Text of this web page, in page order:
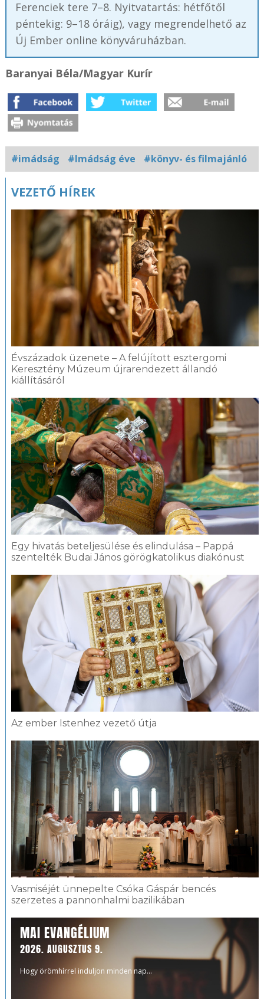
Ferenciek tere 7–8. Nyitvatartás: hétfőtől
péntekig: 9–18 óráig), vagy megrendelhető az
Új Ember online könyváruházban.
Baranyai Béla/Magyar Kurír
#imádság #Imádság éve #könyv- és filmajánló
Kapcsolódó
VEZETŐ HÍREK
Évszázadok üzenete – A felújított esztergomi
Keresztény Múzeum újrarendezett állandó
kiállításáról
Egy hivatás beteljesülése és elindulása – Pappá
szentelték Budai János görögkatolikus diakónust
Az ember Istenhez vezető útja
Vasmiséjét ünnepelte Csóka Gáspár bencés
szerzetes a pannonhalmi bazilikában
MAI EVANGÉLIUM
2026. AUGUSZTUS 9.
Hogy örömhírrel induljon minden nap...